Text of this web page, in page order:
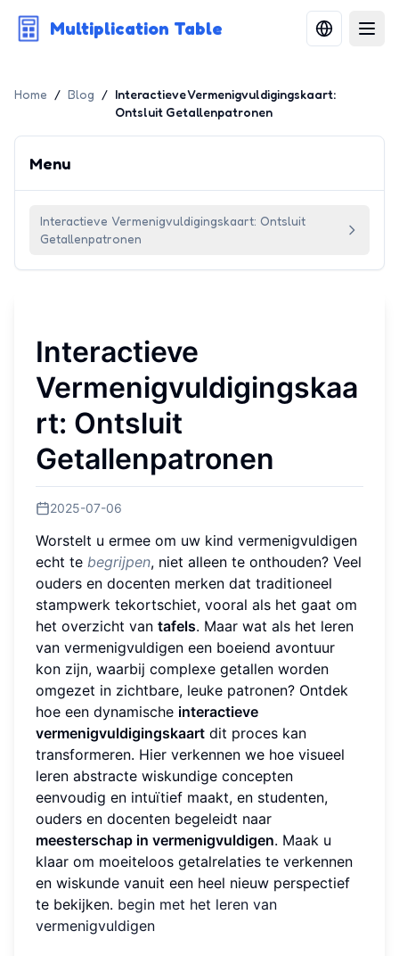
Multiplication Table
Home / Blog / Interactieve Vermenigvuldigingskaart:
Ontsluit Getallenpatronen
Menu
Interactieve Vermenigvuldigingskaart: Ontsluit
Getallenpatronen
Interactieve
Vermenigvuldigingskaa
rt: Ontsluit
Getallenpatronen
2025-07-06
Worstelt u ermee om uw kind vermenigvuldigen
echt te begrijpen, niet alleen te onthouden? Veel
ouders en docenten merken dat traditioneel
stampwerk tekortschiet, vooral als het gaat om
het overzicht van tafels. Maar wat als het leren
van vermenigvuldigen een boeiend avontuur
kon zijn, waarbij complexe getallen worden
omgezet in zichtbare, leuke patronen? Ontdek
hoe een dynamische interactieve
vermenigvuldigingskaart dit proces kan
transformeren. Hier verkennen we hoe visueel
leren abstracte wiskundige concepten
eenvoudig en intuïtief maakt, en studenten,
ouders en docenten begeleidt naar
meesterschap in vermenigvuldigen. Maak u
klaar om moeiteloos getalrelaties te verkennen
en wiskunde vanuit een heel nieuw perspectief
te bekijken. begin met het leren van
vermenigvuldigen